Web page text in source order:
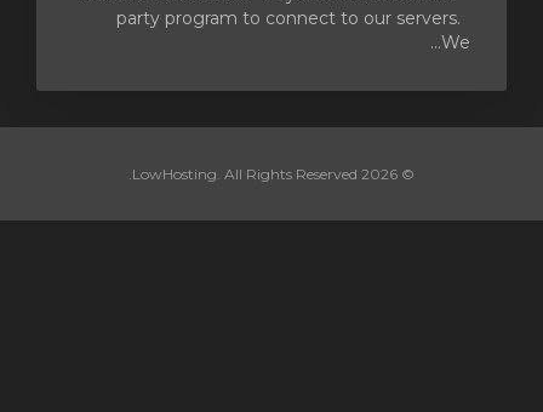
party program to connect to our servers.
We...
© 2026 LowHosting. All Rights Reserved.